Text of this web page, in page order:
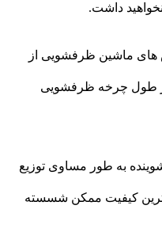
داشت.
های ماشین ظرفشویی از
در طول چرخه ظرفشویی
به طور مساوی توزیع
کیفیت ممکن شسسته